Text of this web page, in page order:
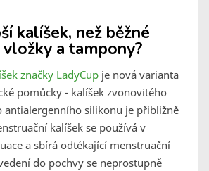
kalíšek, než běžné
a tampony?
značky LadyCup je nová varianta
pomůcky - kalíšek zvonovitého
antialergenního silikonu je přibližně
kalíšek se používá v
a sbírá odtékající menstruační
do pochvy se neprostupně